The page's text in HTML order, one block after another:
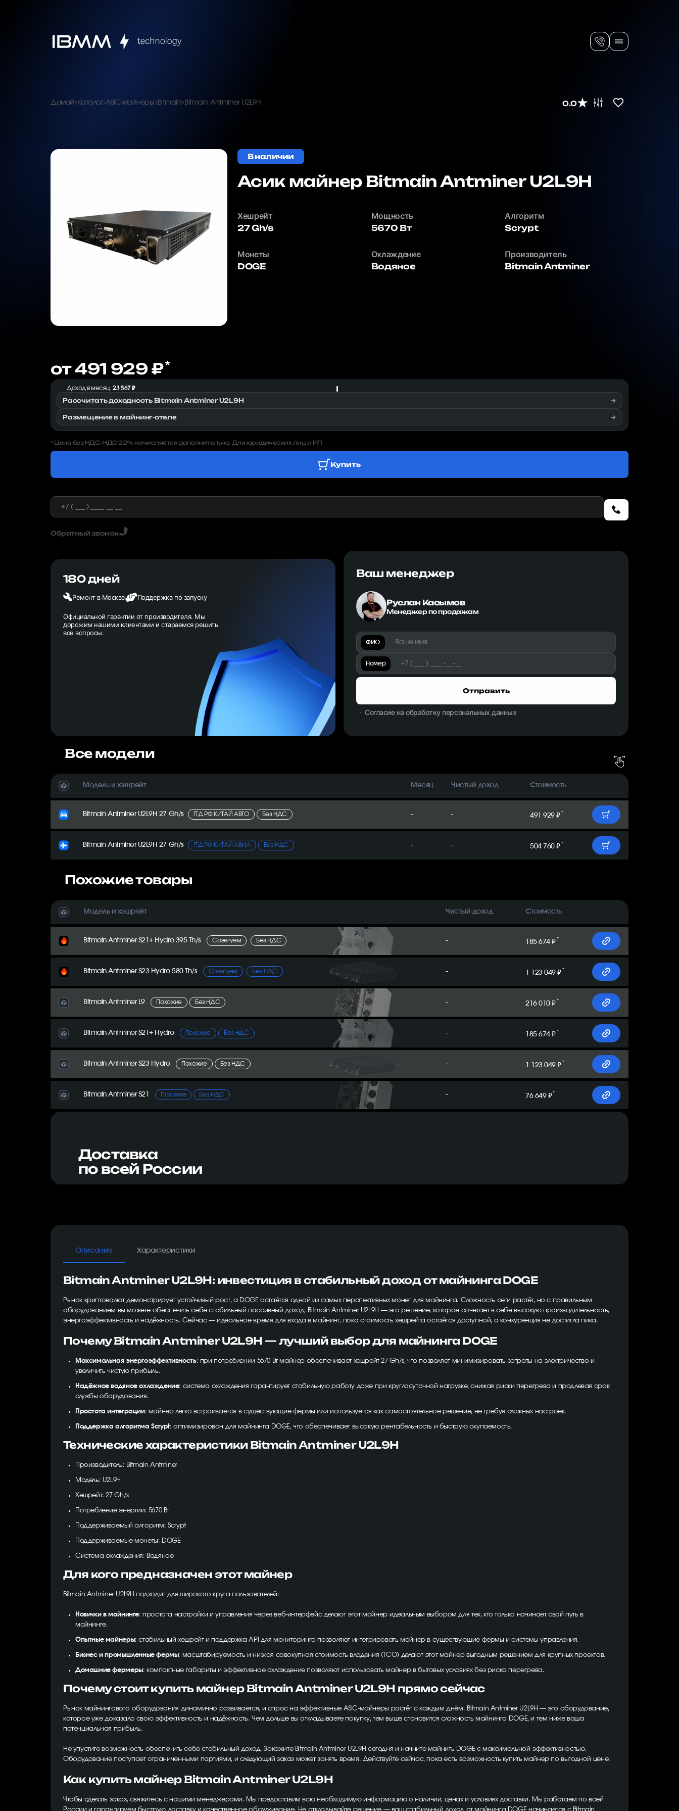
Домой Каталог ASIC-майнеры Bitmain Bitmain Antminer U2L9H 0.0
В наличии
Асик майнер Bitmain Antminer U2L9H
Хешрейт
27 Gh/s
Мощность
5670 Вт
Алгоритм
Scrypt
Монеты
DOGE
Охлаждение
Водяное
Производитель
Bitmain Antminer
от 491 929 ₽*
Доход в месяц: 23 567 ₽
Рассчитать доходность Bitmain Antminer U2L9H
Размещение в майнинг-отеле
* Цена без НДС. НДС 22% начисляется дополнительно. Для юридических лиц и ИП
Купить
Обратный звонок
Ваш менеджер
Руслан Касымов
Менеджер по продажам
ФИО
Номер
Отправить
Согласие на обработку персональных данных
180 дней
Ремонт в Москве Поддержка по запуску
Официальной гарантии от производителя. Мы
дорожим нашими клиентами и стараемся решить
все вопросы.
Все модели
Модель и хэшрейт Месяц Чистый доход Стоимость
Bitmain Antminer U2L9H 27 Gh/s ГТД РФ КИТАЙ АВТО Без НДС - - 491 929 ₽ *
Bitmain Antminer U2L9H 27 Gh/s ГТД РФ КИТАЙ АВИА Без НДС - - 504 760 ₽ *
Похожие товары
Модель и хэшрейт Чистый доход Стоимость
Bitmain Antminer S21+ Hydro 395 Th/s Советуем Без НДС - 185 674 ₽ *
Bitmain Antminer S23 Hydro 580 Th/s Советуем Без НДС - 1 123 049 ₽ *
Bitmain Antminer L9 Похожие Без НДС - 216 010 ₽ *
Bitmain Antminer S21+ Hydro Похожие Без НДС - 185 674 ₽ *
Bitmain Antminer S23 Hydro Похожие Без НДС - 1 123 049 ₽ *
Bitmain Antminer S21 Похожие Без НДС - 76 649 ₽ *
Доставка
по всей России
Описание Характеристики
Bitmain Antminer U2L9H: инвестиция в стабильный доход от майнинга DOGE
Рынок криптовалют демонстрирует устойчивый рост, а DOGE остаётся одной из самых перспективных монет для майнинга. Сложность сети растёт, но с правильным
оборудованием вы можете обеспечить себе стабильный пассивный доход. Bitmain Antminer U2L9H — это решение, которое сочетает в себе высокую производительность,
энергоэффективность и надёжность. Сейчас — идеальное время для входа в майнинг, пока стоимость хешрейта остаётся доступной, а конкуренция не достигла пика.
Почему Bitmain Antminer U2L9H — лучший выбор для майнинга DOGE
Максимальная энергоэффективность: при потреблении 5670 Вт майнер обеспечивает хешрейт 27 Gh/s, что позволяет минимизировать затраты на электричество и
увеличить чистую прибыль.
Надёжное водяное охлаждение: система охлаждения гарантирует стабильную работу даже при круглосуточной нагрузке, снижая риски перегрева и продлевая срок
службы оборудования.
Простота интеграции: майнер легко встраивается в существующие фермы или используется как самостоятельное решение, не требуя сложных настроек.
Поддержка алгоритма Scrypt: оптимизирован для майнинга DOGE, что обеспечивает высокую рентабельность и быструю окупаемость.
Технические характеристики Bitmain Antminer U2L9H
Производитель: Bitmain Antminer
Модель: U2L9H
Хешрейт: 27 Gh/s
Потребление энергии: 5670 Вт
Поддерживаемый алгоритм: Scrypt
Поддерживаемые монеты: DOGE
Система охлаждения: Водяное
Для кого предназначен этот майнер
Bitmain Antminer U2L9H подходит для широкого круга пользователей:
Новички в майнинге: простота настройки и управления через веб-интерфейс делают этот майнер идеальным выбором для тех, кто только начинает свой путь в
майнинге.
Опытные майнеры: стабильный хешрейт и поддержка API для мониторинга позволяют интегрировать майнер в существующие фермы и системы управления.
Бизнес и промышленные фермы: масштабируемость и низкая совокупная стоимость владения (TCO) делают этот майнер выгодным решением для крупных проектов.
Домашние фермеры: компактные габариты и эффективное охлаждение позволяют использовать майнер в бытовых условиях без риска перегрева.
Почему стоит купить майнер Bitmain Antminer U2L9H прямо сейчас
Рынок майнингового оборудования динамично развивается, и спрос на эффективные ASIC-майнеры растёт с каждым днём. Bitmain Antminer U2L9H — это оборудование,
которое уже доказало свою эффективность и надёжность. Чем дольше вы откладываете покупку, тем выше становится сложность майнинга DOGE, и тем ниже ваша
потенциальная прибыль.
Не упустите возможность обеспечить себе стабильный доход. Закажите Bitmain Antminer U2L9H сегодня и начните майнить DOGE с максимальной эффективностью.
Оборудование поступает ограниченными партиями, и следующий заказ может занять время. Действуйте сейчас, пока есть возможность купить майнер по выгодной цене.
Как купить майнер Bitmain Antminer U2L9H
Чтобы сделать заказ, свяжитесь с нашими менеджерами. Мы предоставим всю необходимую информацию о наличии, ценах и условиях доставки. Мы работаем по всей